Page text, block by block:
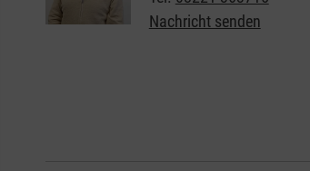
Nachricht senden